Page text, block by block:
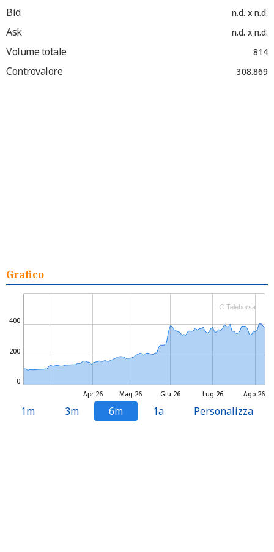
Bid n.d. x n.d.
Ask n.d. x n.d.
Volume totale 814
Controvalore 308.869
Grafico
Mag 26 Lug 26
Apr 26 Giu 26 Ago 26
0
200
400
© Teleborsa
1m 3m 6m 1a Personalizza